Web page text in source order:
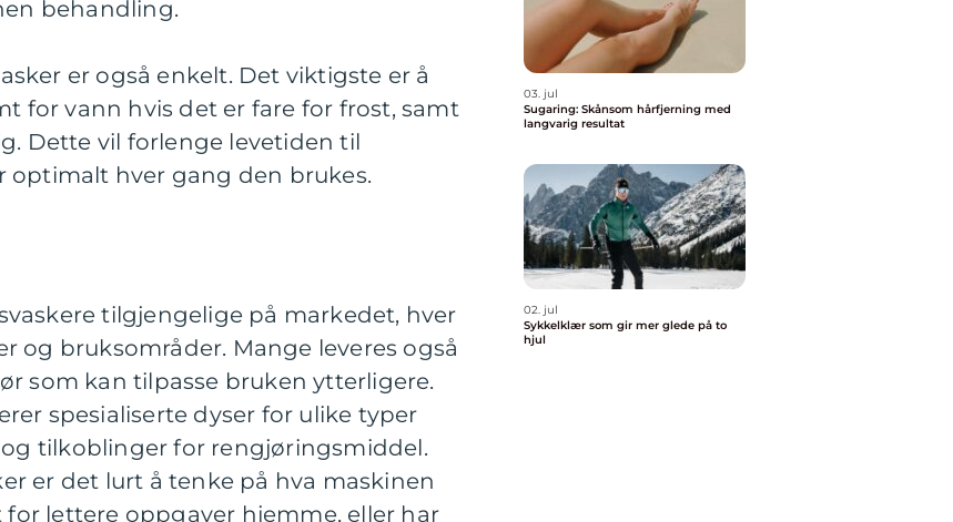
behandling.
er også enkelt. Det viktigste er å
for vann hvis det er fare for frost, samt
Dette vil forlenge levetiden til
optimalt hver gang den brukes.
tilgjengelige på markedet, hver
og bruksområder. Mange leveres også
som kan tilpasse bruken ytterligere.
spesialiserte dyser for ulike typer
tilkoblinger for rengjøringsmiddel.
er det lurt å tenke på hva maskinen
lettere oppgaver hjemme, eller har
03. jul
Sugaring: Skånsom hårfjerning med
langvarig resultat
02. jul
Sykkelklær som gir mer glede på to
hjul